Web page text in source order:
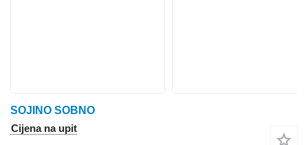
SOJINO SOBNO
Cijena na upit